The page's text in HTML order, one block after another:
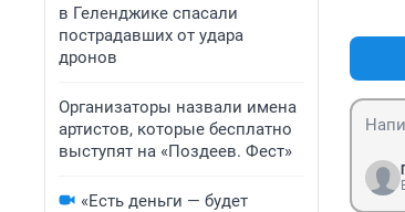
в Геленджике спасали
пострадавших от удара
дронов
Организаторы назвали имена
артистов, которые бесплатно
выступят на «Поздеев. Фест»
«Есть деньги — будет